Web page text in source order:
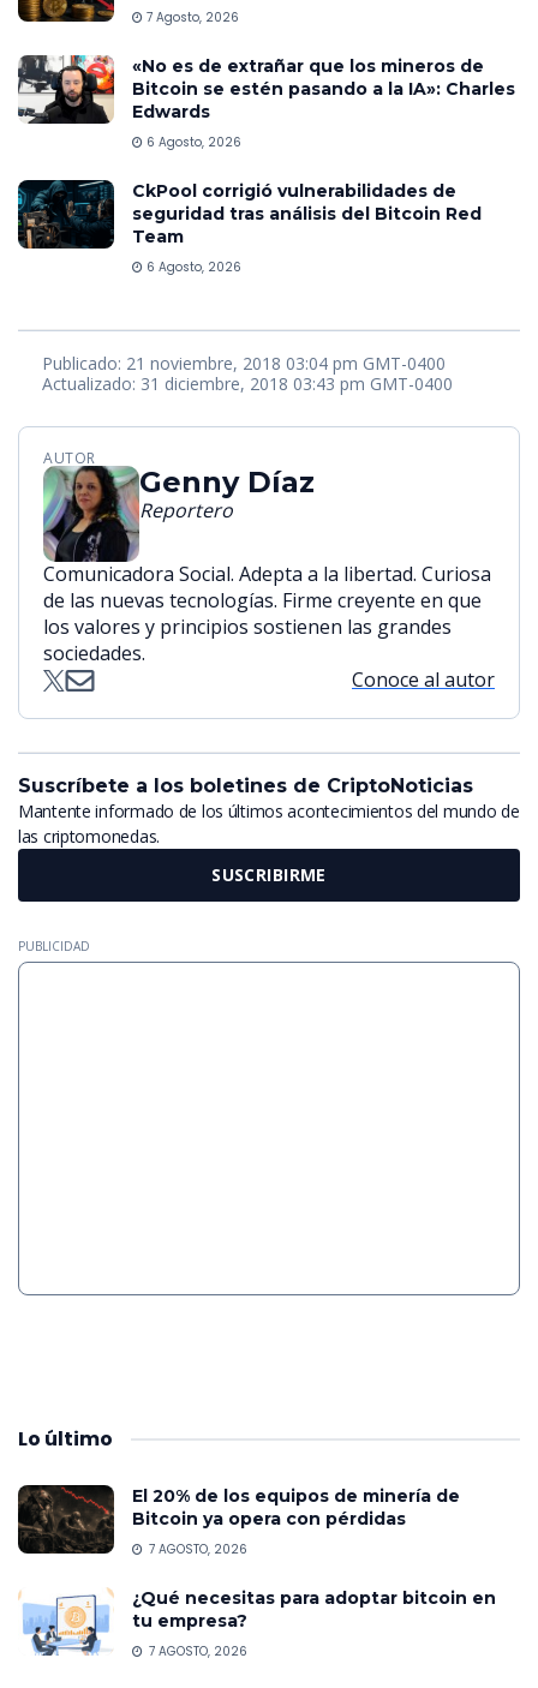
7 Agosto, 2026
«No es de extrañar que los mineros de
Bitcoin se estén pasando a la IA»: Charles
Edwards
6 Agosto, 2026
CkPool corrigió vulnerabilidades de
seguridad tras análisis del Bitcoin Red
Team
6 Agosto, 2026
Publicado: 21 noviembre, 2018 03:04 pm GMT-0400
Actualizado: 31 diciembre, 2018 03:43 pm GMT-0400
AUTOR
Genny Díaz
Reportero
Comunicadora Social. Adepta a la libertad. Curiosa
de las nuevas tecnologías. Firme creyente en que
los valores y principios sostienen las grandes
sociedades.
Conoce al autor
Suscríbete a los boletines de CriptoNoticias
Mantente informado de los últimos acontecimientos del mundo de
las criptomonedas.
SUSCRIBIRME
PUBLICIDAD
Lo último
El 20% de los equipos de minería de
Bitcoin ya opera con pérdidas
7 AGOSTO, 2026
¿Qué necesitas para adoptar bitcoin en
tu empresa?
7 AGOSTO, 2026